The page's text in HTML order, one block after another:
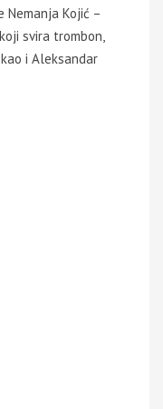
Nemanja Kojić –
svira trombon,
i Aleksandar